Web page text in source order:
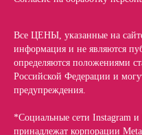
Все ЦЕНЫ, указанные на
информация и не являются
определяются положениями
Российской Федерации и
предупреждения.
*Социальные сети Instagram
принадлежат корпорации